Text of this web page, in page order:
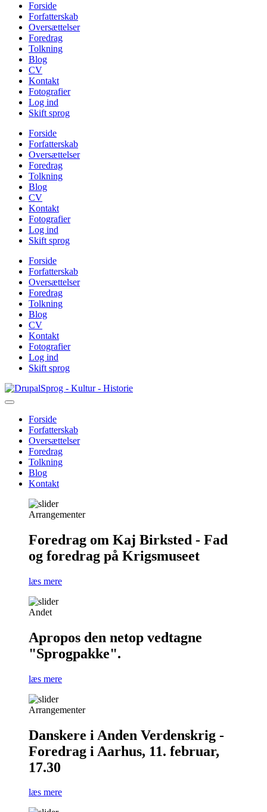
Forside
Forfatterskab
Oversættelser
Foredrag
Tolkning
Blog
CV
Kontakt
Fotografier
Log ind
Skift sprog
Forside
Forfatterskab
Oversættelser
Foredrag
Tolkning
Blog
CV
Kontakt
Fotografier
Log ind
Skift sprog
Forside
Forfatterskab
Oversættelser
Foredrag
Tolkning
Blog
CV
Kontakt
Fotografier
Log ind
Skift sprog
Gå
til
Sprog - Kultur - Historie
Primær
navigation
Forside
Forfatterskab
Oversættelser
Foredrag
Tolkning
Blog
Kontakt
Arrangementer
Foredrag om Kaj Birksted - Fad
og foredrag på Krigsmuseet
læs mere
Andet
Apropos den netop vedtagne
"Sprogpakke".
læs mere
Arrangementer
Danskere i Anden Verdenskrig -
Foredrag i Aarhus, 11. februar,
17.30
læs mere